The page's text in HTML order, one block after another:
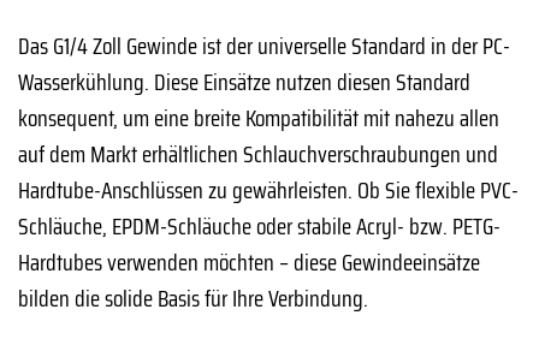
Das G1/4 Zoll Gewinde ist der universelle Standard in der PC-
Wasserkühlung. Diese Einsätze nutzen diesen Standard
konsequent, um eine breite Kompatibilität mit nahezu allen
auf dem Markt erhältlichen Schlauchverschraubungen und
Hardtube-Anschlüssen zu gewährleisten. Ob Sie flexible PVC-
Schläuche, EPDM-Schläuche oder stabile Acryl- bzw. PETG-
Hardtubes verwenden möchten – diese Gewindeeinsätze
bilden die solide Basis für Ihre Verbindung.